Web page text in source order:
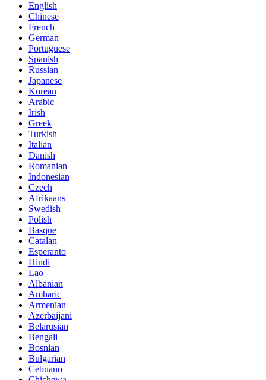
English
Chinese
French
German
Portuguese
Spanish
Russian
Japanese
Korean
Arabic
Irish
Greek
Turkish
Italian
Danish
Romanian
Indonesian
Czech
Afrikaans
Swedish
Polish
Basque
Catalan
Esperanto
Hindi
Lao
Albanian
Amharic
Armenian
Azerbaijani
Belarusian
Bengali
Bosnian
Bulgarian
Cebuano